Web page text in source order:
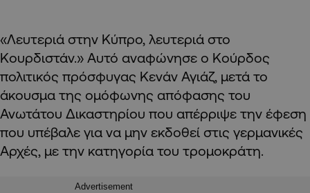
«Λευτεριά στην Κύπρο, λευτεριά στο
Κουρδιστάν.» Αυτό αναφώνησε ο Κούρδος
πολιτικός πρόσφυγας Κενάν Αγιάζ, μετά το
άκουσμα της ομόφωνης απόφασης του
Ανωτάτου Δικαστηρίου που απέρριψε την έφεση
που υπέβαλε για να μην εκδοθεί στις γερμανικές
Αρχές, με την κατηγορία του τρομοκράτη.
Advertisement